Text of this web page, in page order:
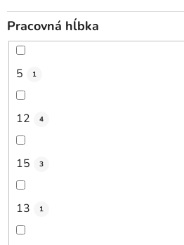
Pracovná hĺbka
5 1
12 4
15 3
13 1